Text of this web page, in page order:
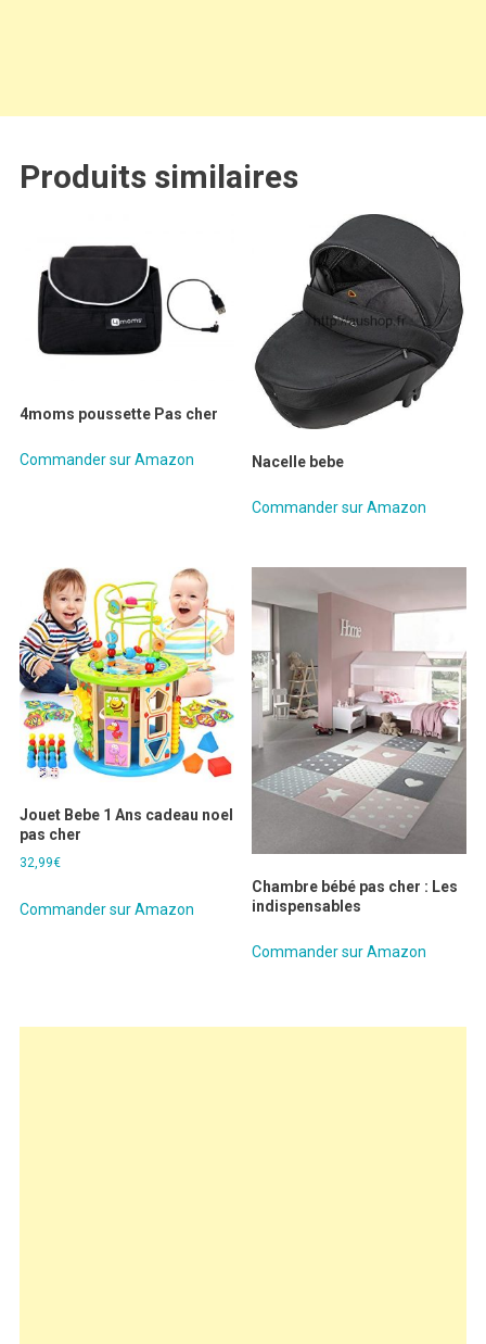
Produits similaires
4moms poussette Pas cher
Commander sur Amazon Nacelle bebe
Commander sur Amazon
Jouet Bebe 1 Ans cadeau noel
pas cher
32,99€
Commander sur Amazon
Chambre bébé pas cher : Les
indispensables
Commander sur Amazon